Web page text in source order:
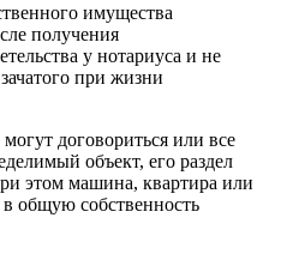
имущества
получения
у нотариуса и не
при жизни
договориться или все
объект, его раздел
этом машина, квартира или
общую собственность